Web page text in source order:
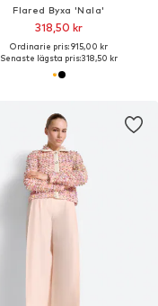
Flared Byxa 'Nala'
318,50 kr
Ordinarie pris: 915,00 kr
Senaste lägsta pris:318,50 kr